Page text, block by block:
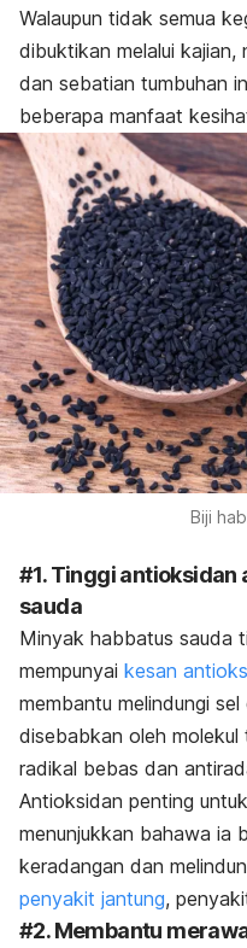
Walaupun tidak semua
dibuktikan melalui kajian,
dan sebatian tumbuhan
beberapa manfaat
Biji
#1. Tinggi
sauda
Minyak habbatus sauda
mempunyai kesan
membantu melindungi
disebabkan oleh
radikal bebas dan
Antioksidan penting
menunjukkan bahawa ia
keradangan dan
penyakit jantung,
#2. Membantu